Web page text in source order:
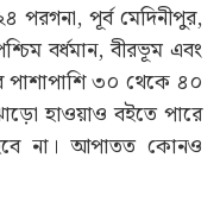
পরগনা, পূর্ব মেদিনীপুর,
বর্ধমান, বীরভূম এবং
পাশাপাশি ৩০ থেকে ৪০
হাওয়াও বইতে পারে
না। আপাতত কোনও